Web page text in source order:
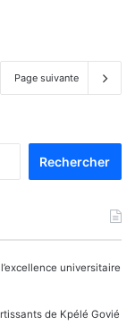
Page suivante
universitaire
de Kpélé Govié